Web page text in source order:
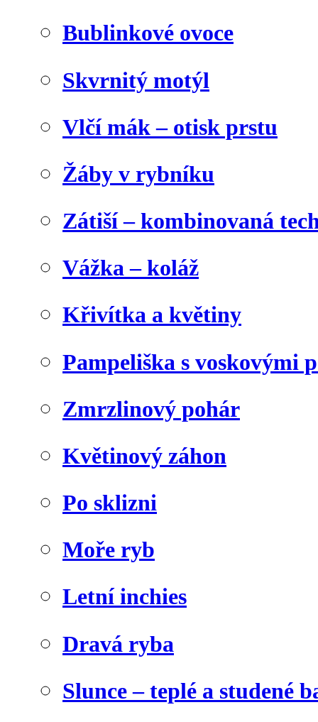
Bublinkové ovoce
Skvrnitý motýl
Vlčí mák – otisk prstu
Žáby v rybníku
Zátiší – kombinovaná
Vážka – koláž
Křivítka a květiny
Pampeliška s voskovými
Zmrzlinový pohár
Květinový záhon
Po sklizni
Moře ryb
Letní inchies
Dravá ryba
Slunce – teplé a studené